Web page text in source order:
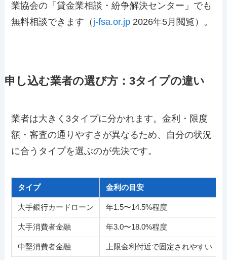
業協会の「貸金業相談・紛争解決センター」でも
無料相談できます（ j-fsa.or.jp 2026年5月閲覧）。
申し込む業者の選び方：3タイプの違い
業者は大きく3タイプに分かれます。金利・限度
額・審査の通りやすさが異なるため、自分の状況
に合うタイプを選ぶのが先決です。
タイプ 金利の目安
大手銀行カードローン 年1.5〜14.5%程度
大手消費者金融 年3.0〜18.0%程度
中堅消費者金融 上限金利付近で固定されやすい